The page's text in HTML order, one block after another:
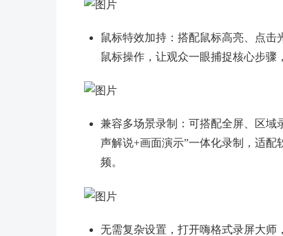
鼠标特效加持：搭配鼠标高亮、点
鼠标操作，让观众一眼捕捉核心步骤
兼容多场景录制：可搭配全屏、区域
声解说+画面演示”一体化录制，适
频。
无需复杂设置，打开嗨格式录屏大师